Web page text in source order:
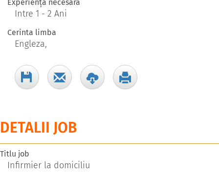
Experiență necesară
Intre 1 - 2 Ani
Cerinta limba
Engleza,
DETALII JOB
Titlu job
Infirmier la domiciliu